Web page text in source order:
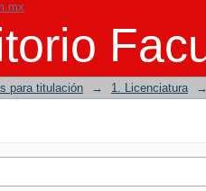
para titulación → 1. Licenciatura